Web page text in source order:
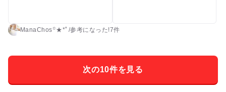
もあるようなので、きちんと下調べをして行かれると良いと思
ManaChos꙳★*ﾟ /参考に なった!7件
次の10件を見る